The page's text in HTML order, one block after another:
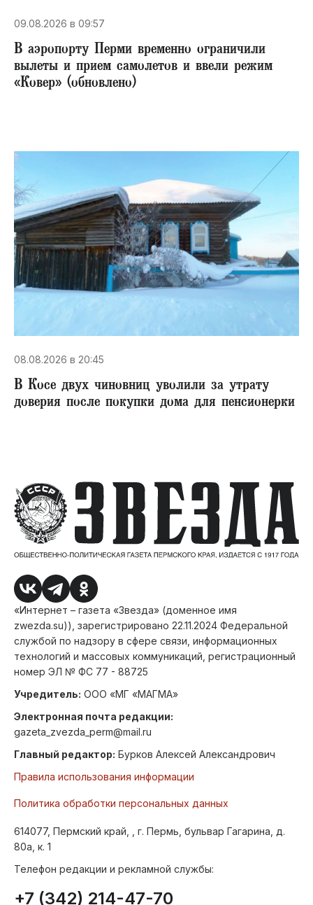
09.08.2026 в 09:57
В аэропорту Перми временно ограничили
вылеты и прием самолетов и ввели режим
«Ковер» (обновлено)
08.08.2026 в 20:45
В Косе двух чиновниц уволили за утрату
доверия после покупки дома для пенсионерки
«Интернет – газета «Звезда» (доменное имя
zwezda.su)), зарегистрировано 22.11.2024 Федеральной
службой по надзору в сфере связи, информационных
технологий и массовых коммуникаций, регистрационный
номер ЭЛ № ФС 77 - 88725
Учредитель: ООО «МГ «МАГМА»
Электронная почта редакции:
gazeta_zvezda_perm@mail.ru
Главный редактор: Бурков Алексей Александрович
Правила использования информации
Политика обработки персональных данных
614077, Пермский край, , г. Пермь, бульвар Гагарина, д.
80а, к. 1
Телефон редакции и рекламной службы:
+7 (342) 214-47-70